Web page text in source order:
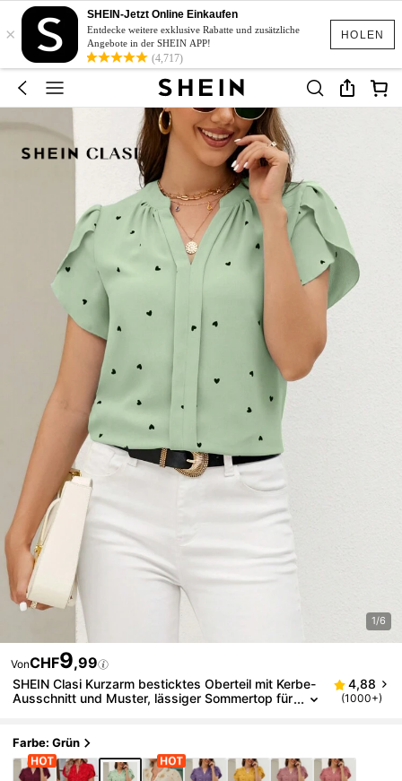
HOLEN
×
SHEIN-Jetzt Online Einkaufen
Entdecke weitere exklusive Rabatte und zusätzliche
Angebote in der SHEIN APP!
(4,717)
1/6
VonCHF9,99
SHEIN Clasi Kurzarm besticktes Oberteil mit Kerbe-
Ausschnitt und Muster, lässiger Sommertop für
4,88
(1000+)
Farbe: Grün